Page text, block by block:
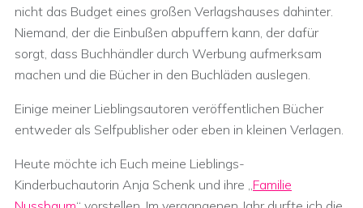
nicht das Budget eines großen Verlagshauses dahinter.
Niemand, der die Einbußen abpuffern kann, der dafür
sorgt, dass Buchhändler durch Werbung aufmerksam
machen und die Bücher in den Buchläden auslegen.
Einige meiner Lieblingsautoren veröffentlichen Bücher
entweder als Selfpublisher oder eben in kleinen Verlagen.
Heute möchte ich Euch meine Lieblings-
Kinderbuchautorin Anja Schenk und ihre „Familie